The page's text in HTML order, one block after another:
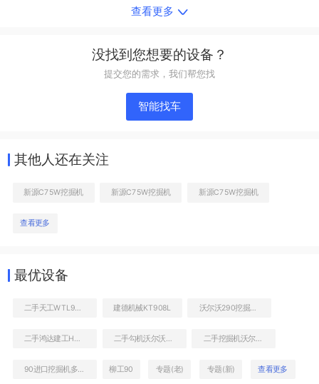
查看更多
没找到您想要的设备？
提交您的需求，我们帮您找
智能找车
其他人还在关注
新源C75W挖掘机 新源C75W挖掘机 新源C75W挖掘机
查看更多
最优设备
建德机械KT908L 沃尔沃290挖掘机参数
二手挖掘机沃尔沃EC290一般多少钱
柳工90 专题(老) 专题(新) 查看更多